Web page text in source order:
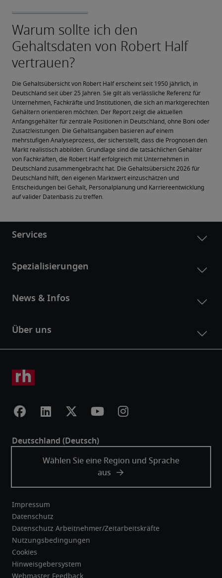
Die Gehaltsübersicht von Robert Half erscheint seit 1950 jährlich, in
Deutschland seit über 25 Jahren. Sie gilt als verlässliche Referenz für
Unternehmen, Fachkräfte und Institutionen, die sich an marktgerechten
Gehältern orientieren möchten. Der Report zeigt die aktuellen
Anfangsgehälter für zentrale Positionen in Deutschland, ohne Boni oder
Zusatzleistungen. Die Gehaltsangaben basieren auf einem
mehrstufigen Analyseprozess, der sicherstellt, dass die Prognosen den
Markt realistisch abbilden. Grundlage sind die tatsächlichen Gehälter
von Fachkräften, die Robert Half erfolgreich mit Unternehmen in
Deutschland zusammengebracht hat. Die Gehaltsübersicht 2026 für
Deutschland hilft, den eigenen Marktwert einzuschätzen und
Entscheidungen bei Gehalt, Personalplanung und Karriereentwicklung
auf valider Datenbasis zu treffen.
Impressum
Datenschutz
Datenschutz Arbeitnehmer/Zeitarbeitskräfte
Nutzungsbedingungen
Cookies
Hinweisgebersystem
Webmaster Feedback